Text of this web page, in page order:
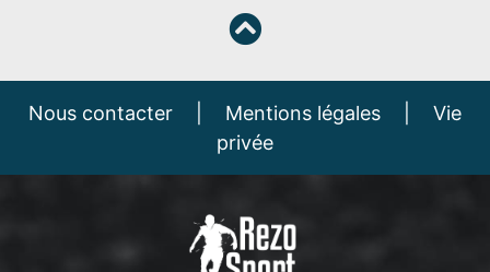
Nous contacter Mentions légales
Vie
privée